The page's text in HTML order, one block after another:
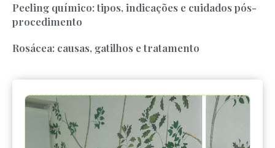
Peeling químico: tipos, indicações e cuidados pós-
procedimento
Rosácea: causas, gatilhos e tratamento